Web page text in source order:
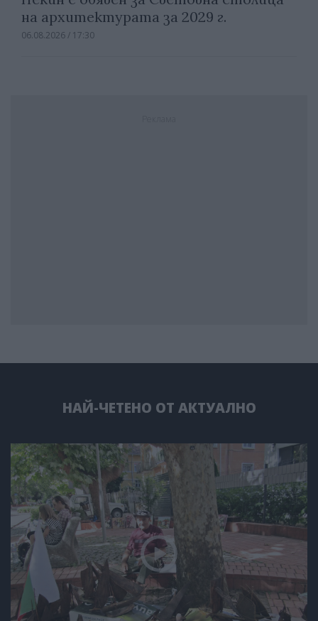
на архитектурата за 2029 г.
06.08.2026 / 17:30
НАЙ-ЧЕТЕНО ОТ АКТУАЛНО